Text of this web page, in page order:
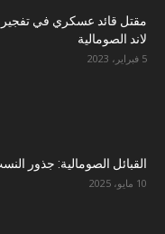
مقتل قائد عسكري في تفجير
لاند الصومالية
5 فبراير، 2023
القبائل الصومالية: جذور
10 مايو، 2025